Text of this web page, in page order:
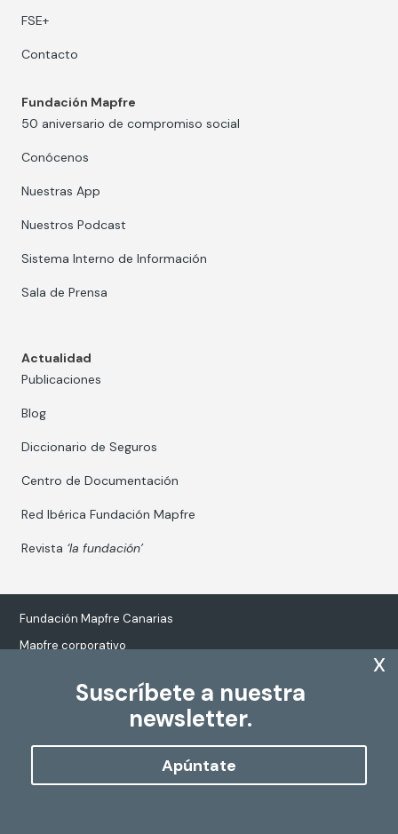
Suscríbete a nuestra
newsletter.
Apúntate
x
FSE+
Contacto
Fundación Mapfre
50 aniversario de compromiso social
Conócenos
Nuestras App
Nuestros Podcast
Sistema Interno de Información
Sala de Prensa
Actualidad
Publicaciones
Blog
Diccionario de Seguros
Centro de Documentación
Red Ibérica Fundación Mapfre
Revista ‘la fundación’
Fundación Mapfre Canarias
Mapfre corporativo
Tratamiento de datos personales
Política de Cookies